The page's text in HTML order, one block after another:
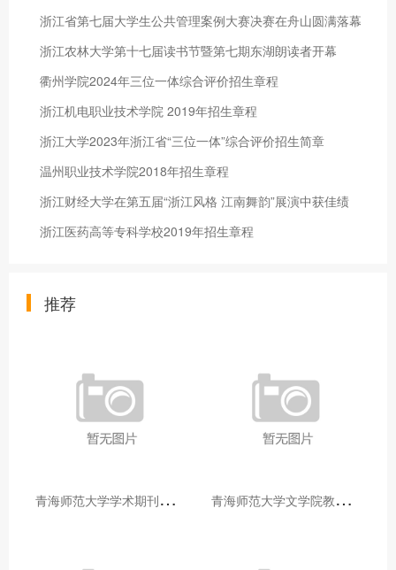
浙江省第七届大学生公共管理案例大赛决赛在舟山圆满落幕
浙江农林大学第十七届读书节暨第七期东湖朗读者开幕
衢州学院2024年三位一体综合评价招生章程
浙江机电职业技术学院 2019年招生章程
浙江大学2023年浙江省“三位一体”综合评价招生简章
温州职业技术学院2018年招生章程
浙江财经大学在第五届“浙江风格 江南舞韵”展演中获佳绩
浙江医药高等专科学校2019年招生章程
推荐
青
海师范大学学术期刊两个专栏入选2025年青海省期刊重点专栏 青
海师范大学文学院教师赴山东省相关高校和学术机构交流学习